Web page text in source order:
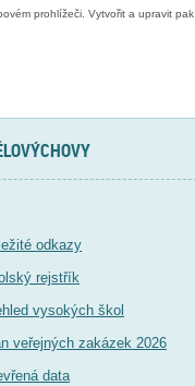
prohlížeči. Vytvořit a upravit
odkazy
rejstřík
vysokých škol
veřejných zakázek 2026
data